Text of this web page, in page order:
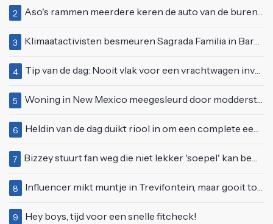
2 Aso's rammen meerdere keren de auto van de buren, maar doen alsof er niets gebeurd is
3 Klimaatactivisten besmeuren Sagrada Familia in Barcelona met lading verf
4 Tip van de dag: Nooit vlak voor een vrachtwagen invoegen
5 Woning in New Mexico meegesleurd door modderstroom
6 Heldin van de dag duikt riool in om een complete eendenfamilie te redden
7 Bizzey stuurt fan weg die niet lekker 'soepel' kan bewegen op podium
8 Influencer mikt muntje in Trevifontein, maar gooit toerist bijna knock-out
9 Hey boys, tijd voor een snelle fitcheck!